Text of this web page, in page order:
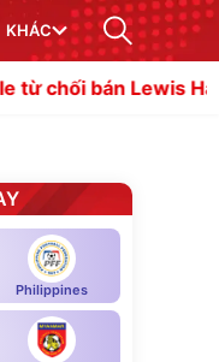
KHÁC
Hall, MU lo
Philippines